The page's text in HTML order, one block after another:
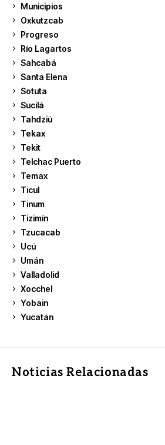
Municipios
Oxkutzcab
Progreso
Río Lagartos
Sahcabá
Santa Elena
Sotuta
Sucilá
Tahdziú
Tekax
Tekit
Telchac Puerto
Temax
Ticul
Tinum
Tizimín
Tzucacab
Ucú
Umán
Valladolid
Xocchel
Yobain
Yucatán
Noticias Relacionadas